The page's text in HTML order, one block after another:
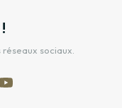
sociaux.